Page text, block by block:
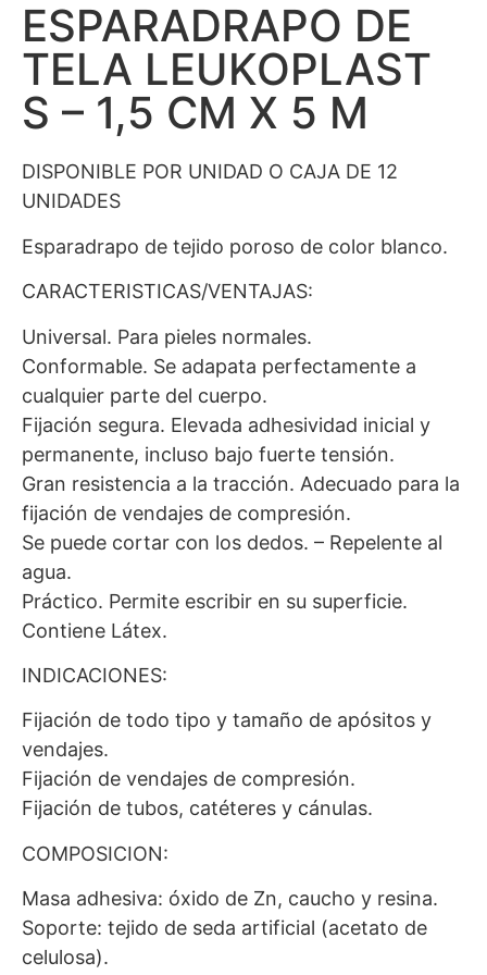
ESPARADRAPO DE
TELA LEUKOPLAST
S – 1,5 CM X 5 M
DISPONIBLE POR UNIDAD O CAJA DE 12
UNIDADES
Esparadrapo de tejido poroso de color blanco.
CARACTERISTICAS/VENTAJAS:
Universal. Para pieles normales.
Conformable. Se adapata perfectamente a
cualquier parte del cuerpo.
Fijación segura. Elevada adhesividad inicial y
permanente, incluso bajo fuerte tensión.
Gran resistencia a la tracción. Adecuado para la
fijación de vendajes de compresión.
Se puede cortar con los dedos. – Repelente al
agua.
Práctico. Permite escribir en su superficie.
Contiene Látex.
INDICACIONES:
Fijación de todo tipo y tamaño de apósitos y
vendajes.
Fijación de vendajes de compresión.
Fijación de tubos, catéteres y cánulas.
COMPOSICION:
Masa adhesiva: óxido de Zn, caucho y resina.
Soporte: tejido de seda artificial (acetato de
celulosa).